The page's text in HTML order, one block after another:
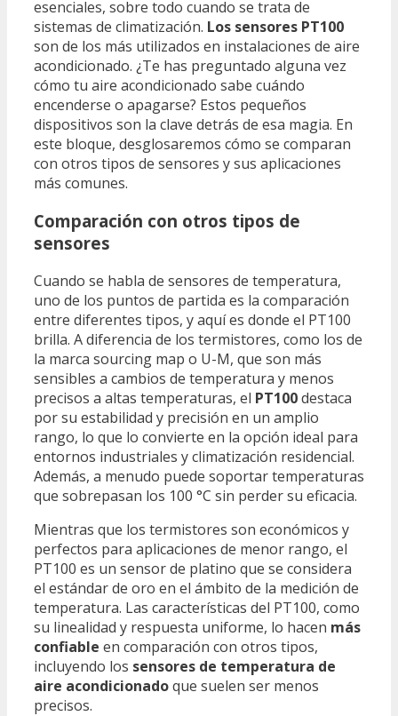
esenciales, sobre todo cuando se trata de
sistemas de climatización. Los sensores PT100
son de los más utilizados en instalaciones de aire
acondicionado. ¿Te has preguntado alguna vez
cómo tu aire acondicionado sabe cuándo
encenderse o apagarse? Estos pequeños
dispositivos son la clave detrás de esa magia. En
este bloque, desglosaremos cómo se comparan
con otros tipos de sensores y sus aplicaciones
más comunes.
Comparación con otros tipos de
sensores
Cuando se habla de sensores de temperatura,
uno de los puntos de partida es la comparación
entre diferentes tipos, y aquí es donde el PT100
brilla. A diferencia de los termistores, como los de
la marca sourcing map o U-M, que son más
sensibles a cambios de temperatura y menos
precisos a altas temperaturas, el PT100destaca
por su estabilidad y precisión en un amplio
rango, lo que lo convierte en la opción ideal para
entornos industriales y climatización residencial.
Además, a menudo puede soportar temperaturas
que sobrepasan los 100 °C sin perder su eficacia.
Mientras que los termistores son económicos y
perfectos para aplicaciones de menor rango, el
PT100 es un sensor de platino que se considera
el estándar de oro en el ámbito de la medición de
temperatura. Las características del PT100, como
su linealidad y respuesta uniforme, lo hacen más
confiable en comparación con otros tipos,
incluyendo los sensores de temperatura de
aire acondicionadoque suelen ser menos
precisos.